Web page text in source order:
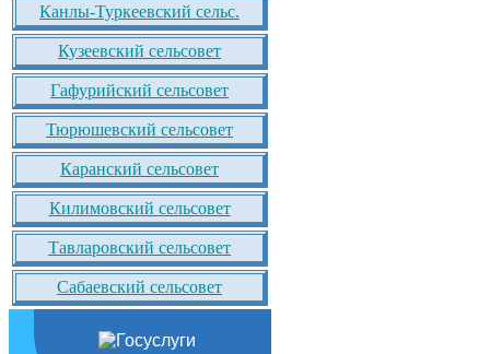
Канлы-Туркеевский сельс.
Кузеевский сельсовет
Гафурийский сельсовет
Тюрюшевский сельсовет
Каранский сельсовет
Килимовский сельсовет
Тавларовский сельсовет
Сабаевский сельсовет